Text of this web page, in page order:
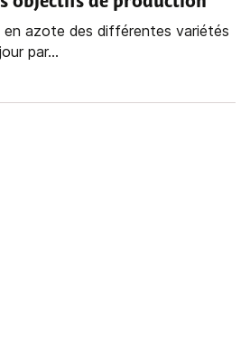
en azote des différentes variétés
par...